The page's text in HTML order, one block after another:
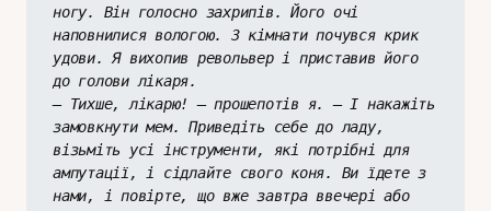
ногу. Він голосно захрипів. Його очі
наповнилися вологою. З кімнати почувся крик
удови. Я вихопив револьвер і приставив його
до голови лікаря.
– Тихше, лікарю! – прошепотів я. – І накажіть
замовкнути мем. Приведіть себе до ладу,
візьміть усі інструменти, які потрібні для
ампутації, і сідлайте свого коня. Ви їдете з
нами, і повірте, що вже завтра ввечері або